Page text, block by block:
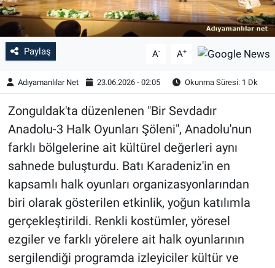
Paylaş A- A+
Adıyamanlılar Net 23.06.2026 - 02:05 Okunma Süresi: 1 Dk
Zonguldak'ta düzenlenen "Bir Sevdadır
Anadolu-3 Halk Oyunları Şöleni", Anadolu'nun
farklı bölgelerine ait kültürel değerleri aynı
sahnede buluşturdu. Batı Karadeniz'in en
kapsamlı halk oyunları organizasyonlarından
biri olarak gösterilen etkinlik, yoğun katılımla
gerçekleştirildi. Renkli kostümler, yöresel
ezgiler ve farklı yörelere ait halk oyunlarının
sergilendiği programda izleyiciler kültür ve
Eğitim
Ekonomi
Çevre
BİLİM VE TEKNOLOJİ
Şambayat Haber